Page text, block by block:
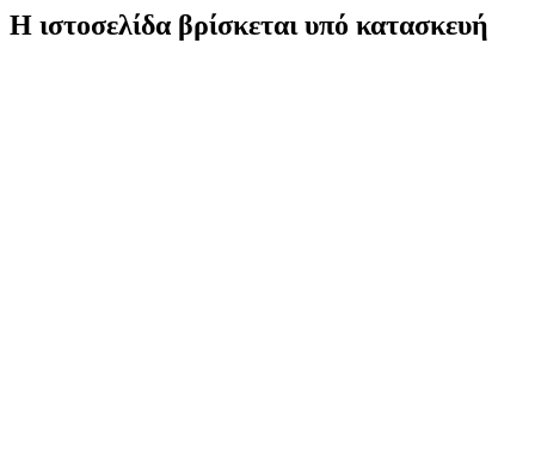
Η ιστοσελίδα βρίσκεται υπό κατασκευή